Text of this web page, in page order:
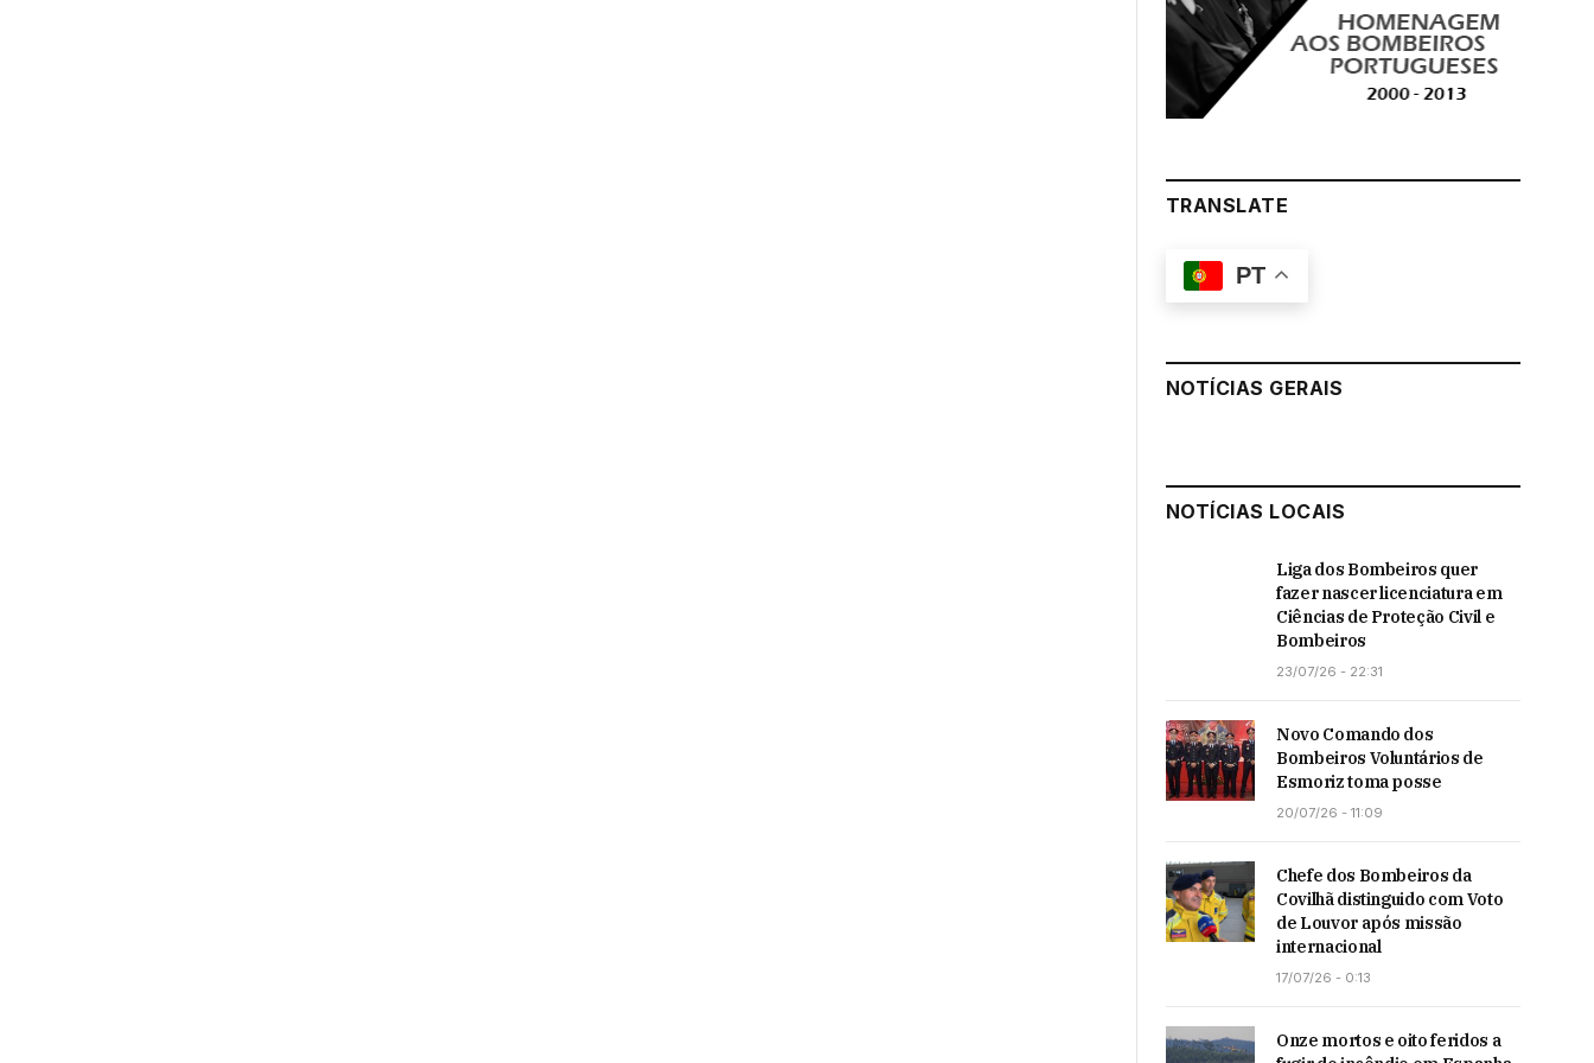
TRANSLATE
PT
NOTÍCIAS GERAIS
NOTÍCIAS LOCAIS
Liga dos Bombeiros quer
fazer nascer licenciatura em
Ciências de Proteção Civil e
Bombeiros
23/07/26 - 22:31
Novo Comando dos
Bombeiros Voluntários de
Esmoriz toma posse
20/07/26 - 11:09
Chefe dos Bombeiros da
Covilhã distinguido com Voto
de Louvor após missão
internacional
17/07/26 - 0:13
Onze mortos e oito feridos a